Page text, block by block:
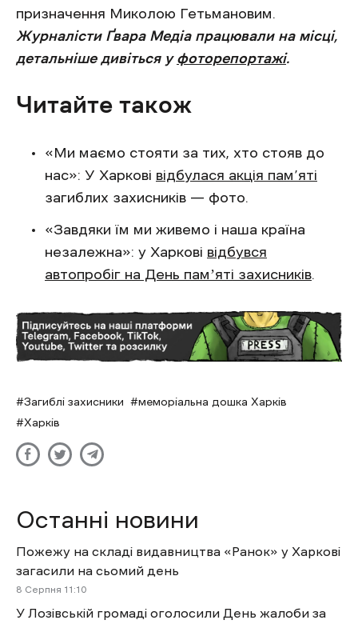
призначення Миколою Гетьмановим.
Журналісти Ґвара Медіа працювали на місці,
детальніше дивіться у фоторепортажі.
Читайте також
«Ми маємо стояти за тих, хто стояв до
нас»: У Харкові відбулася акція пам’яті
загиблих захисників — фото.
«Завдяки їм ми живемо і наша країна
незалежна»: у Харкові відбувся
автопробіг на День памʼяті захисників.
Загиблі захисники
меморіальна дошка Харків
Харків
Останні новини
Пожежу на складі видавництва «Ранок» у Харкові
загасили на сьомий день
8 Cерпня 11:10
У Лозівській громаді оголосили День жалоби за